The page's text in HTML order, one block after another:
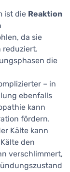
ist die Reaktion
da sie
reduziert.
die
– in
ebenfalls
kann
fördern.
Kälte kann
den
verschlimmert,